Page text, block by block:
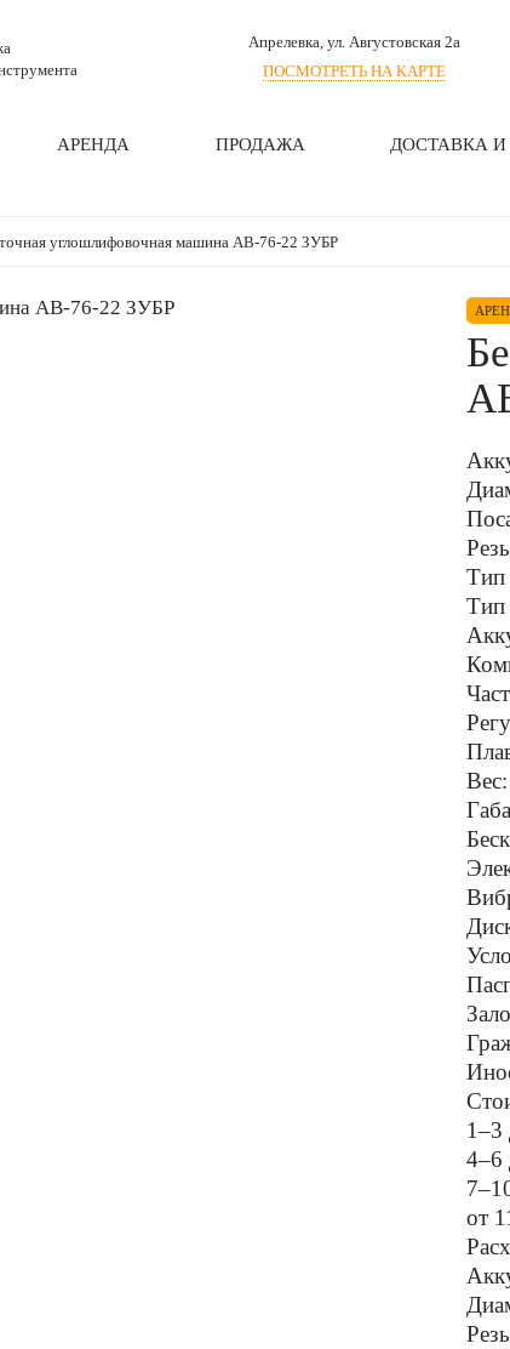
Апрелевка, ул. Августовская 2а
ПОСМОТРЕТЬ НА КАРТЕ
АРЕНДА ПРОДАЖА ДОСТАВКА
углошлифовочная машина АВ-76-22 ЗУБР
Тип
Тип
4–6
от